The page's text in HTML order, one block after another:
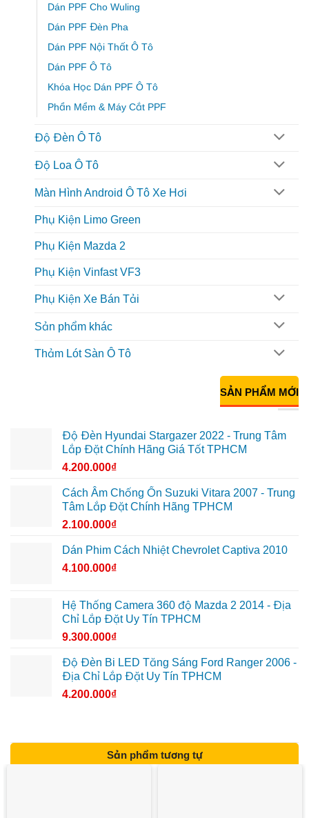
Dán PPF Cho Wuling
Dán PPF Đèn Pha
Dán PPF Nội Thất Ô Tô
Dán PPF Ô Tô
Khóa Học Dán PPF Ô Tô
Phần Mềm & Máy Cắt PPF
Độ Đèn Ô Tô
Độ Loa Ô Tô
Màn Hình Android Ô Tô Xe Hơi
Phụ Kiện Limo Green
Phụ Kiện Mazda 2
Phụ Kiện Vinfast VF3
Phụ Kiện Xe Bán Tải
Sản phẩm khác
Thảm Lót Sàn Ô Tô
SẢN PHẨM MỚI
Độ Đèn Hyundai Stargazer 2022 - Trung Tâm
Lắp Đặt Chính Hãng Giá Tốt TPHCM
4.200.000₫
Cách Âm Chống Ồn Suzuki Vitara 2007 - Trung
Tâm Lắp Đặt Chính Hãng TPHCM
2.100.000₫
Dán Phim Cách Nhiệt Chevrolet Captiva 2010
4.100.000₫
Hệ Thống Camera 360 độ Mazda 2 2014 - Địa
Chỉ Lắp Đặt Uy Tín TPHCM
9.300.000₫
Độ Đèn Bi LED Tăng Sáng Ford Ranger 2006 -
Địa Chỉ Lắp Đặt Uy Tín TPHCM
4.200.000₫
Sản phẩm tương tự